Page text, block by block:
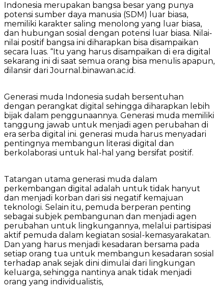
Indonesia merupakan bangsa besar yang punya
potensi sumber daya manusia (SDM) luar biasa,
memiliki karakter saling menolong yang luar biasa,
dan hubungan sosial dengan potensi luar biasa. Nilai-
nilai positif bangsa ini diharapkan bisa disampaikan
secara luas. “Itu yang harus disampaikan di era digital
sekarang ini di saat semua orang bisa menulis apapun,
dilansir dari Journal.binawan.ac.id.
Generasi muda Indonesia sudah bersentuhan
dengan perangkat digital sehingga diharapkan lebih
bijak dalam penggunaannya. Generasi muda memiliki
tanggung jawab untuk menjadi agen perubahan di
era serba digital ini. generasi muda harus menyadari
pentingnya membangun literasi digital dan
berkolaborasi untuk hal-hal yang bersifat positif.
Tatangan utama generasi muda dalam
perkembangan digital adalah untuk tidak hanyut
dan menjadi korban dari sisi negatif kemajuan
teknologi. Selain itu, pemuda berperan penting
sebagai subjek pembangunan dan menjadi agen
perubahan untuk lingkungannya, melalui partisipasi
aktif pemuda dalam kegiatan sosial-kemasyarakatan.
Dan yang harus menjadi kesadaran bersama pada
setiap orang tua untuk membangun kesadaran sosial
terhadap anak sejak dini dimulai dari lingkungan
keluarga, sehingga nantinya anak tidak menjadi
orang yang individualistis,